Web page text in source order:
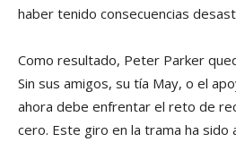
haber tenido consecuencias
Como resultado, Peter Parker
Sin sus amigos, su tía May, o el
ahora debe enfrentar el reto de
cero. Este giro en la trama ha sido